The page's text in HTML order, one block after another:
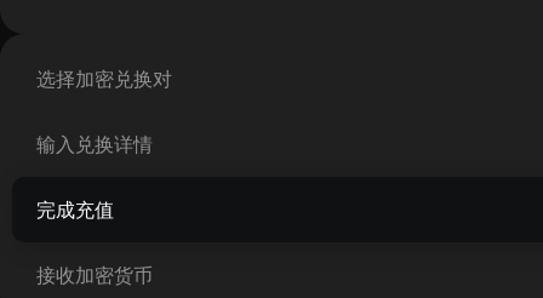
选择加密兑换对
输入兑换详情
完成充值
接收加密货币